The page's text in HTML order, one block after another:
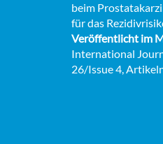
beim
für das
Veröffentlicht im
International
26/Issue 4,